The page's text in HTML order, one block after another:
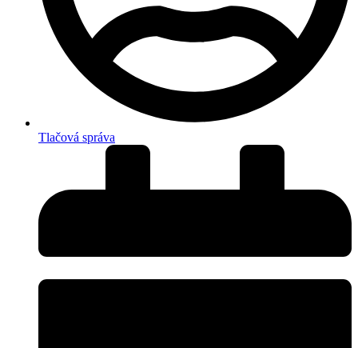
Tlačová správa